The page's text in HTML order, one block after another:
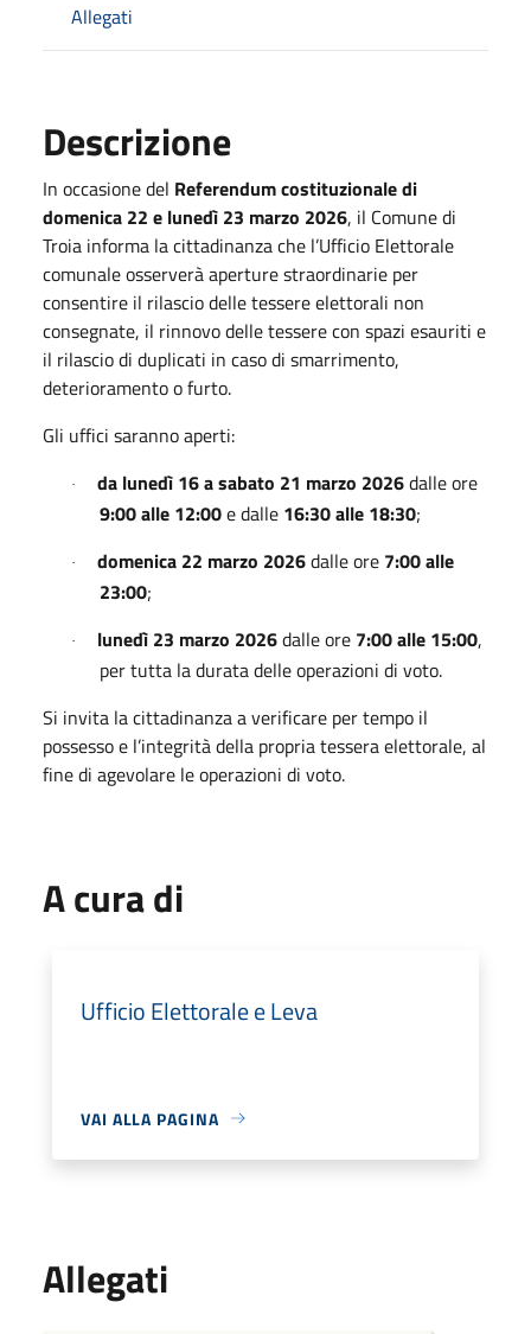
Allegati
Descrizione
In occasione del Referendum costituzionale di
domenica 22 e lunedì 23 marzo 2026, il Comune di
Troia informa la cittadinanza che l’Ufficio Elettorale
comunale osserverà aperture straordinarie per
consentire il rilascio delle tessere elettorali non
consegnate, il rinnovo delle tessere con spazi esauriti e
il rilascio di duplicati in caso di smarrimento,
deterioramento o furto.
Gli uffici saranno aperti:
· da lunedì 16 a sabato 21 marzo 2026dalle ore
9:00 alle 12:00e dalle 16:30 alle 18:30;
· domenica 22 marzo 2026dalle ore 7:00 alle
23:00;
· lunedì 23 marzo 2026dalle ore 7:00 alle 15:00,
per tutta la durata delle operazioni di voto.
Si invita la cittadinanza a verificare per tempo il
possesso e l’integrità della propria tessera elettorale, al
fine di agevolare le operazioni di voto.
A cura di
Ufficio Elettorale e Leva
VAI ALLA PAGINA
Allegati